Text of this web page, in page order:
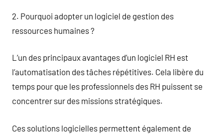
2. Pourquoi adopter un logiciel de gestion des
ressources humaines ?
L’un des principaux avantages d’un logiciel RH est
l’automatisation des tâches répétitives. Cela libère du
temps pour que les professionnels des RH puissent se
concentrer sur des missions stratégiques.
Ces solutions logicielles permettent également de